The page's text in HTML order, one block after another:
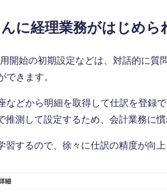
に経理業務がはじめら
開始の初期設定などは、対話的に
できます。
などから明細を取得して仕訳を登録
推測して設定するため、会計業務に
習するので、徐々に仕訳の精度が向上